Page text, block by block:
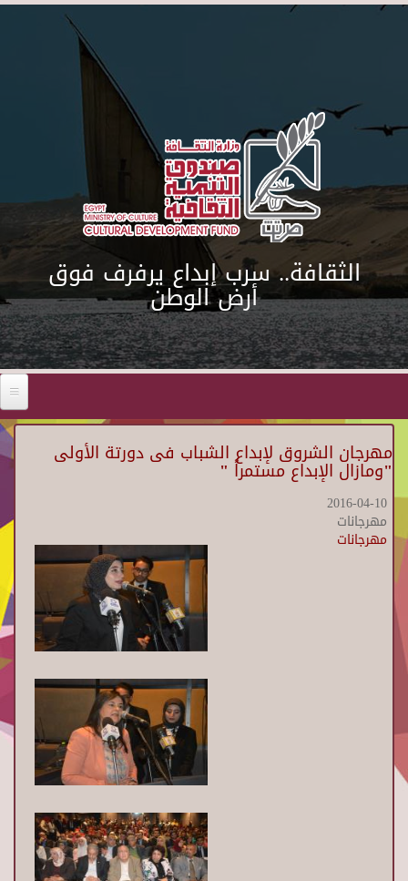
Skip to main content
الثقافة.. سرب إبداع يرفرف فوق
أرض الوطن
مهرجان الشروق لإبداع الشباب فى دورتة الأولى
"ومازال الإبداع مستمراً "
2016-04-10
مهرجانات
مهرجانات